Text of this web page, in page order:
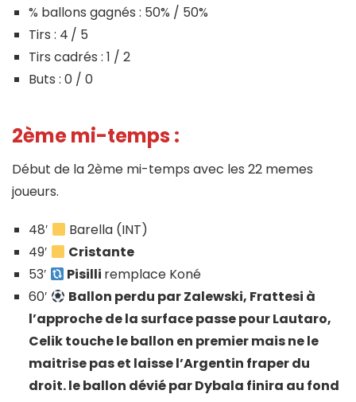
% ballons gagnés : 50% / 50%
Tirs : 4 / 5
Tirs cadrés : 1 / 2
Buts : 0 / 0
2ème mi-temps :
Début de la 2ème mi-temps avec les 22 memes
joueurs.
48′
Barella (INT)
49′
Cristante
53′
Pisilli remplace Koné
60′
Ballon perdu par Zalewski, Frattesi à
l’approche de la surface passe pour Lautaro,
Celik touche le ballon en premier mais ne le
maitrise pas et laisse l’Argentin fraper du
droit. le ballon dévié par Dybala finira au fond